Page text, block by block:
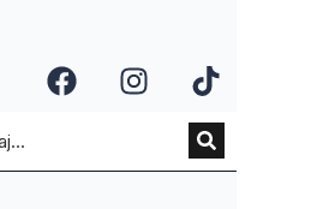
(otwiera się w
(otwiera się